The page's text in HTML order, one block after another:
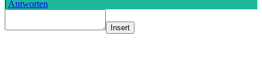
| Antworten
Insert